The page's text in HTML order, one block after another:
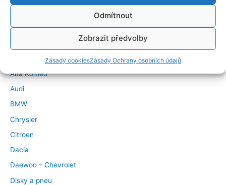
Odmítnout
Zobrazit předvolby
Zásady cookiesZásady Ochrany osobních údajů
Značky vozidel
Alfa Romeo
Audi
BMW
Chrysler
Citroen
Dacia
Daewoo – Chevrolet
Disky a pneu